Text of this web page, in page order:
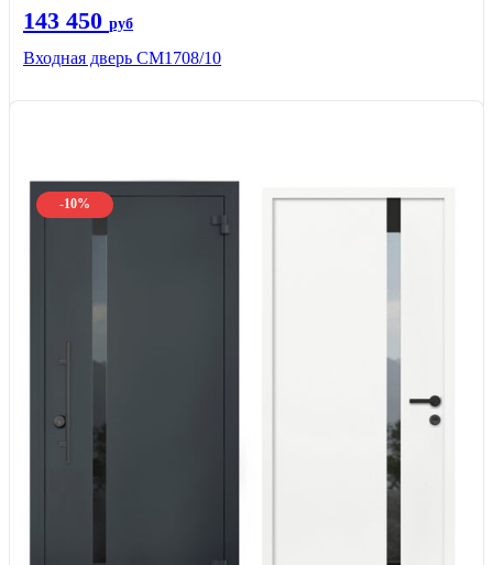
143 450 руб
Входная дверь CМ1708/10
-10%